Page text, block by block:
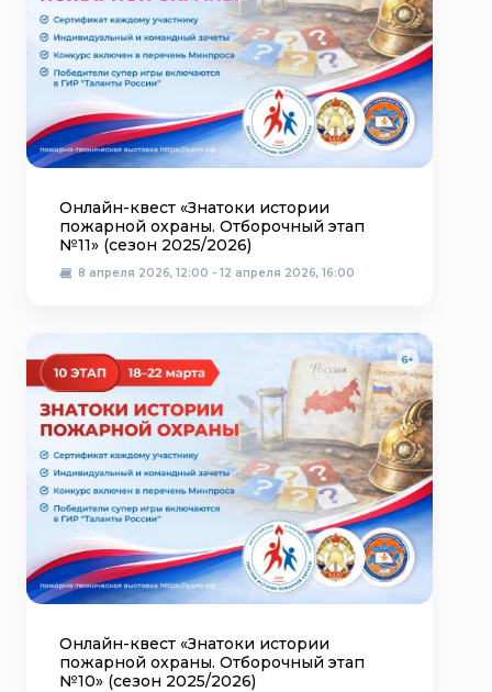
Онлайн-квест «Знатоки истории
пожарной охраны. Отборочный этап
№11» (сезон 2025/2026)
8 апреля 2026, 12:00 - 12 апреля 2026, 16:00
Онлайн-квест «Знатоки истории
пожарной охраны. Отборочный этап
№10» (сезон 2025/2026)